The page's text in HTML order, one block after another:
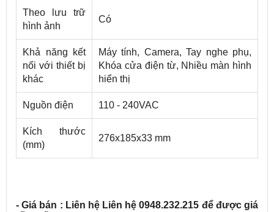
Theo lưu trữ
hình ảnh
Có
Khả năng kết
nối với thiết bị
khác
Máy tính, Camera, Tay nghe phụ,
Khóa cửa điện từ, Nhiều màn hình
hiển thị
Nguồn điện 110 - 240VAC
Kích thước
(mm)
276x185x33 mm
- Giá bán : Liên hệ Liên hệ 0948.232.215 để được giá